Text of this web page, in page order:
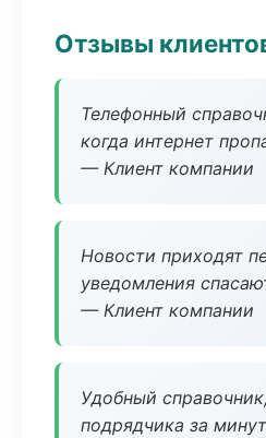
Отзывы
Телефонный
когда интернет
— Клиент компании
Новости приходят
уведомления
— Клиент компании
Удобный
подрядчика за